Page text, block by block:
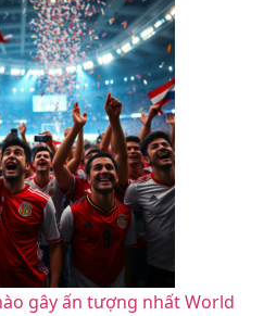
gây ấn tượng nhất World